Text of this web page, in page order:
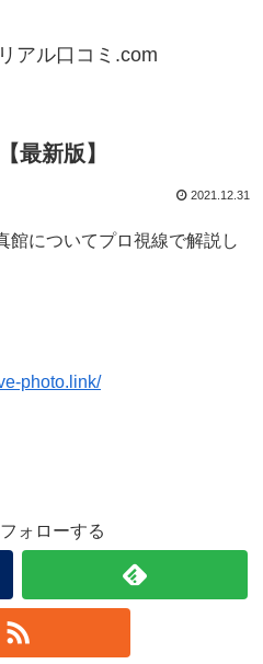
アル口コミ.com
最新版】
2021.12.31
館についてプロ視線で解説し
photo.link/
ォローする